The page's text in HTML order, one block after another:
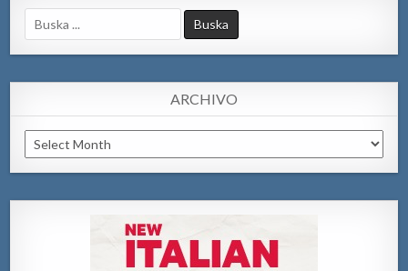
Search
for:
ARCHIVO
Archivo